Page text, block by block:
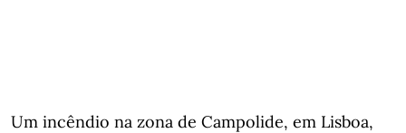
Um incêndio na zona de Campolide, em Lisboa,